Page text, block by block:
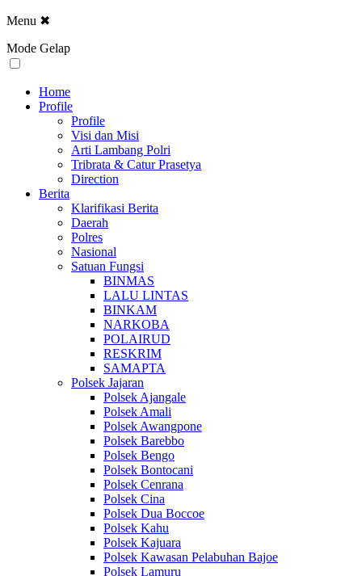
Menu ✖
Mode Gelap
Home
Profile
Profile
Visi dan Misi
Arti Lambang Polri
Tribrata & Catur Prasetya
Direction
Berita
Klarifikasi Berita
Daerah
Polres
Nasional
Satuan Fungsi
BINMAS
LALU LINTAS
BINKAM
NARKOBA
POLAIRUD
RESKRIM
SAMAPTA
Polsek Jajaran
Polsek Ajangale
Polsek Amali
Polsek Awangpone
Polsek Barebbo
Polsek Bengo
Polsek Bontocani
Polsek Cenrana
Polsek Cina
Polsek Dua Boccoe
Polsek Kahu
Polsek Kajuara
Polsek Kawasan Pelabuhan Bajoe
Polsek Lamuru